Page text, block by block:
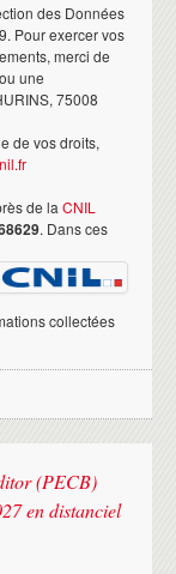
des Données
Pour exercer vos
merci de
une
75008
de vos droits,
de la CNIL
. Dans ces
collectées
(PECB)
en distanciel